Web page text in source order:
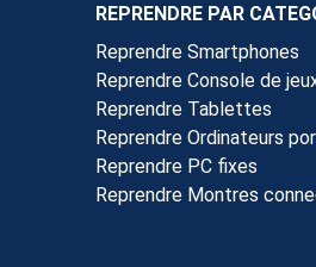
REPRENDRE PAR
Reprendre Smartphones
Reprendre Console de
Reprendre Tablettes
Reprendre Ordinateurs
Reprendre PC fixes
Reprendre Montres